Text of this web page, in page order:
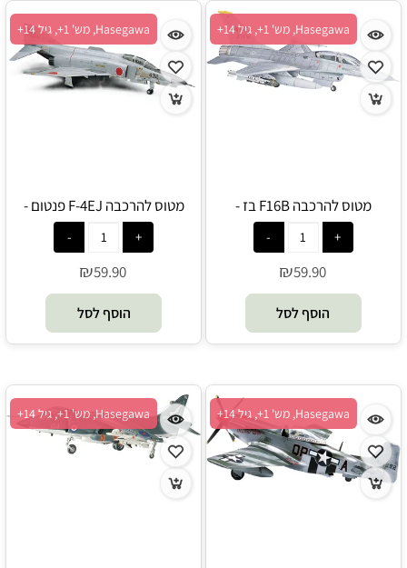
Hasegawa, מש' 1+, גיל 14+
מטוס להרכבה F16B בז -
Hasegawa
₪59.90
הוסף לסל
Hasegawa, מש' 1+, גיל 14+
מטוס להרכבה F-4EJ פנטום -
Hasegawa
₪59.90
הוסף לסל
Hasegawa, מש' 1+, גיל 14+ Hasegawa, מש' 1+, גיל 14+